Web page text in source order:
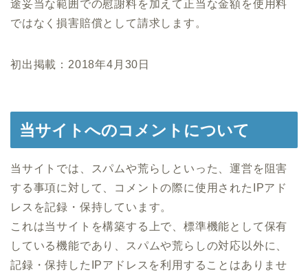
途妥当な範囲での慰謝料を加えて正当な金額を使用料
ではなく損害賠償として請求します。
初出掲載：2018年4月30日
当サイトへのコメントについて
当サイトでは、スパムや荒らしといった、運営を阻害
する事項に対して、コメントの際に使用されたIPアド
レスを記録・保持しています。
これは当サイトを構築する上で、標準機能として保有
している機能であり、スパムや荒らしの対応以外に、
記録・保持したIPアドレスを利用することはありませ